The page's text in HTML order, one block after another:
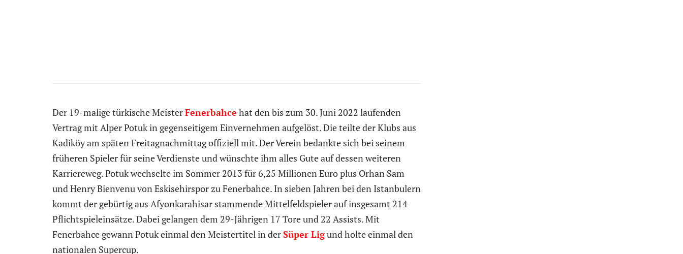
Der 19-malige türkische MeisterFenerbahce hat den bis zum 30. Juni 2022 laufenden
Vertrag mit Alper Potuk in gegenseitigem Einvernehmen aufgelöst. Die teilte der Klubs aus
Kadiköy am späten Freitagnachmittag offiziell mit. Der Verein bedankte sich bei seinem
früheren Spieler für seine Verdienste und wünschte ihm alles Gute auf dessen weiteren
Karriereweg. Potuk wechselte im Sommer 2013 für 6,25 Millionen Euro plus Orhan Sam
und Henry Bienvenu von Eskisehirspor zu Fenerbahce. In sieben Jahren bei den Istanbulern
kommt der gebürtig aus Afyonkarahisar stammende Mittelfeldspieler auf insgesamt 214
Pflichtspieleinsätze. Dabei gelangen dem 29-Jährigen 17 Tore und 22 Assists. Mit
Fenerbahce gewann Potuk einmal den Meistertitel in derSüper Ligund holte einmal den
nationalen Supercup.